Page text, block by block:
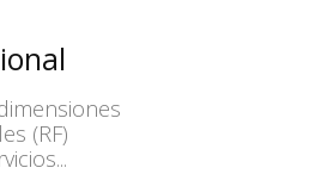
(RF)